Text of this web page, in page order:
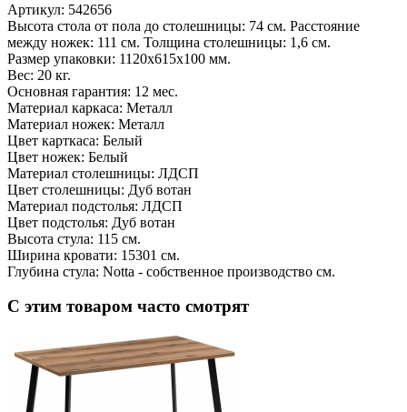
Артикул: 542656
Высота стола от пола до столешницы: 74 см. Расстояние
между ножек: 111 см. Толщина столешницы: 1,6 см.
Размер упаковки: 1120х615х100 мм.
Вес: 20 кг.
Основная гарантия: 12 мес.
Материал каркаса: Металл
Материал ножек: Металл
Цвет карткаса: Белый
Цвет ножек: Белый
Материал столешницы: ЛДСП
Цвет столешницы: Дуб вотан
Материал подстолья: ЛДСП
Цвет подстолья: Дуб вотан
Высота стула: 115 см.
Ширина кровати: 15301 см.
Глубина стула: Notta - собственное производство см.
С этим товаром часто смотрят